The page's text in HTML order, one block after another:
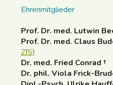
Ehrenmitglieder
Prof. Dr. med. Lutwin
Prof. Dr. med. Claus
ZfS)
Dr. med. Fried Conrad †
Dr. phil. Viola Frick-